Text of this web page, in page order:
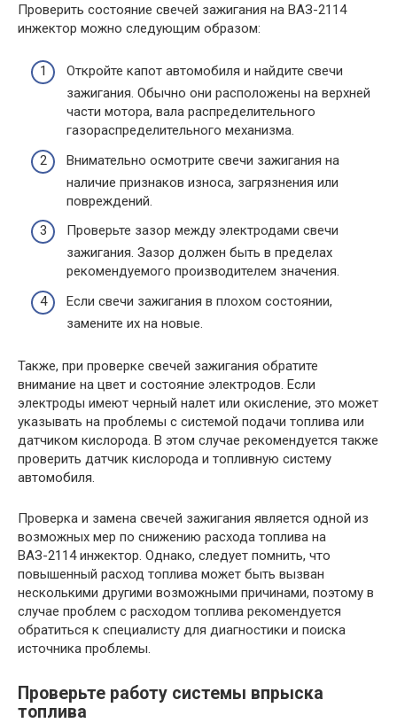
Проверить состояние свечей зажигания на ВАЗ-2114
инжектор можно следующим образом:
Откройте капот автомобиля и найдите свечи
зажигания. Обычно они расположены на верхней
части мотора, вала распределительного
газораспределительного механизма.
Внимательно осмотрите свечи зажигания на
наличие признаков износа, загрязнения или
повреждений.
Проверьте зазор между электродами свечи
зажигания. Зазор должен быть в пределах
рекомендуемого производителем значения.
Если свечи зажигания в плохом состоянии,
замените их на новые.
Также, при проверке свечей зажигания обратите
внимание на цвет и состояние электродов. Если
электроды имеют черный налет или окисление, это может
указывать на проблемы с системой подачи топлива или
датчиком кислорода. В этом случае рекомендуется также
проверить датчик кислорода и топливную систему
автомобиля.
Проверка и замена свечей зажигания является одной из
возможных мер по снижению расхода топлива на
ВАЗ-2114 инжектор. Однако, следует помнить, что
повышенный расход топлива может быть вызван
несколькими другими возможными причинами, поэтому в
случае проблем с расходом топлива рекомендуется
обратиться к специалисту для диагностики и поиска
источника проблемы.
Проверьте работу системы впрыска
топлива